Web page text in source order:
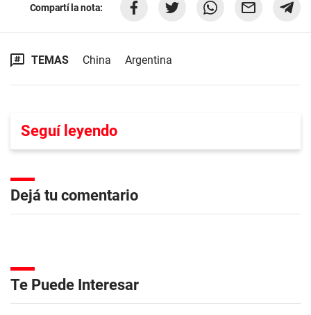
Compartí la nota:
TEMAS China Argentina
Seguí leyendo
Dejá tu comentario
Te Puede Interesar